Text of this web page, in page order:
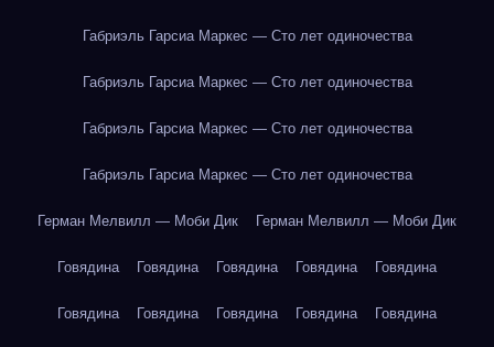
Габриэль Гарсиа Маркес — Сто лет одиночества
Габриэль Гарсиа Маркес — Сто лет одиночества
Габриэль Гарсиа Маркес — Сто лет одиночества
Габриэль Гарсиа Маркес — Сто лет одиночества
Герман Мелвилл — Моби Дик Герман Мелвилл — Моби Дик
Говядина Говядина Говядина Говядина Говядина
Говядина Говядина Говядина Говядина Говядина